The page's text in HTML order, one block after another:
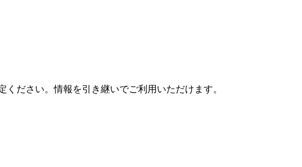
ださい。情報を引き継いでご利用いただけます。